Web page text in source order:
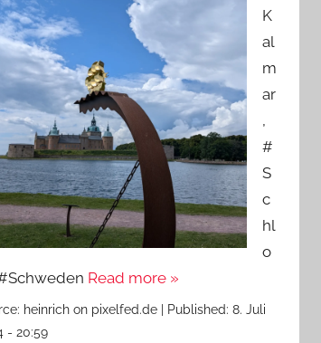
K
al
m
ar
,
#
S
c
hl
o
Read more »
heinrich on pixelfed.de | Published:8. Juli
- 20:59